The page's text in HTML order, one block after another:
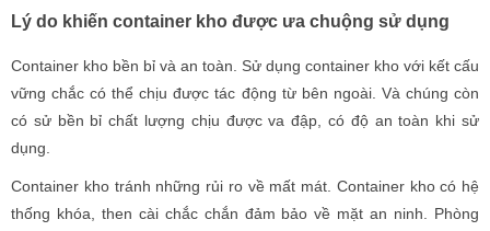
Lý do khiến container kho được ưa chuộng sử dụng
Container kho bền bỉ và an toàn. Sử dụng container kho với kết cấu
vững chắc có thể chịu được tác động từ bên ngoài. Và chúng còn
có sử bền bỉ chất lượng chịu được va đập, có độ an toàn khi sử
dụng.
Container kho tránh những rủi ro về mất mát. Container kho có hệ
thống khóa, then cài chắc chắn đảm bảo về mặt an ninh. Phòng